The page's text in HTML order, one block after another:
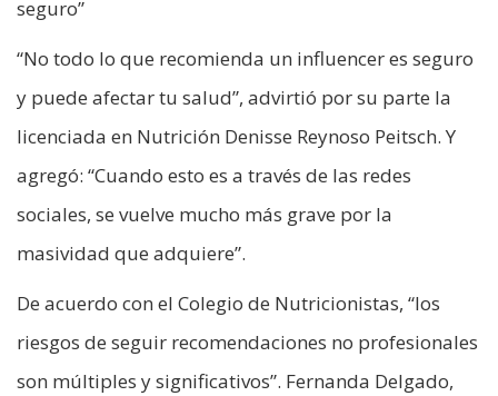
seguro”
“No todo lo que recomienda un influencer es seguro
y puede afectar tu salud”, advirtió por su parte la
licenciada en Nutrición Denisse Reynoso Peitsch. Y
agregó: “Cuando esto es a través de las redes
sociales, se vuelve mucho más grave por la
masividad que adquiere”.
De acuerdo con el Colegio de Nutricionistas, “los
riesgos de seguir recomendaciones no profesionales
son múltiples y significativos”. Fernanda Delgado,